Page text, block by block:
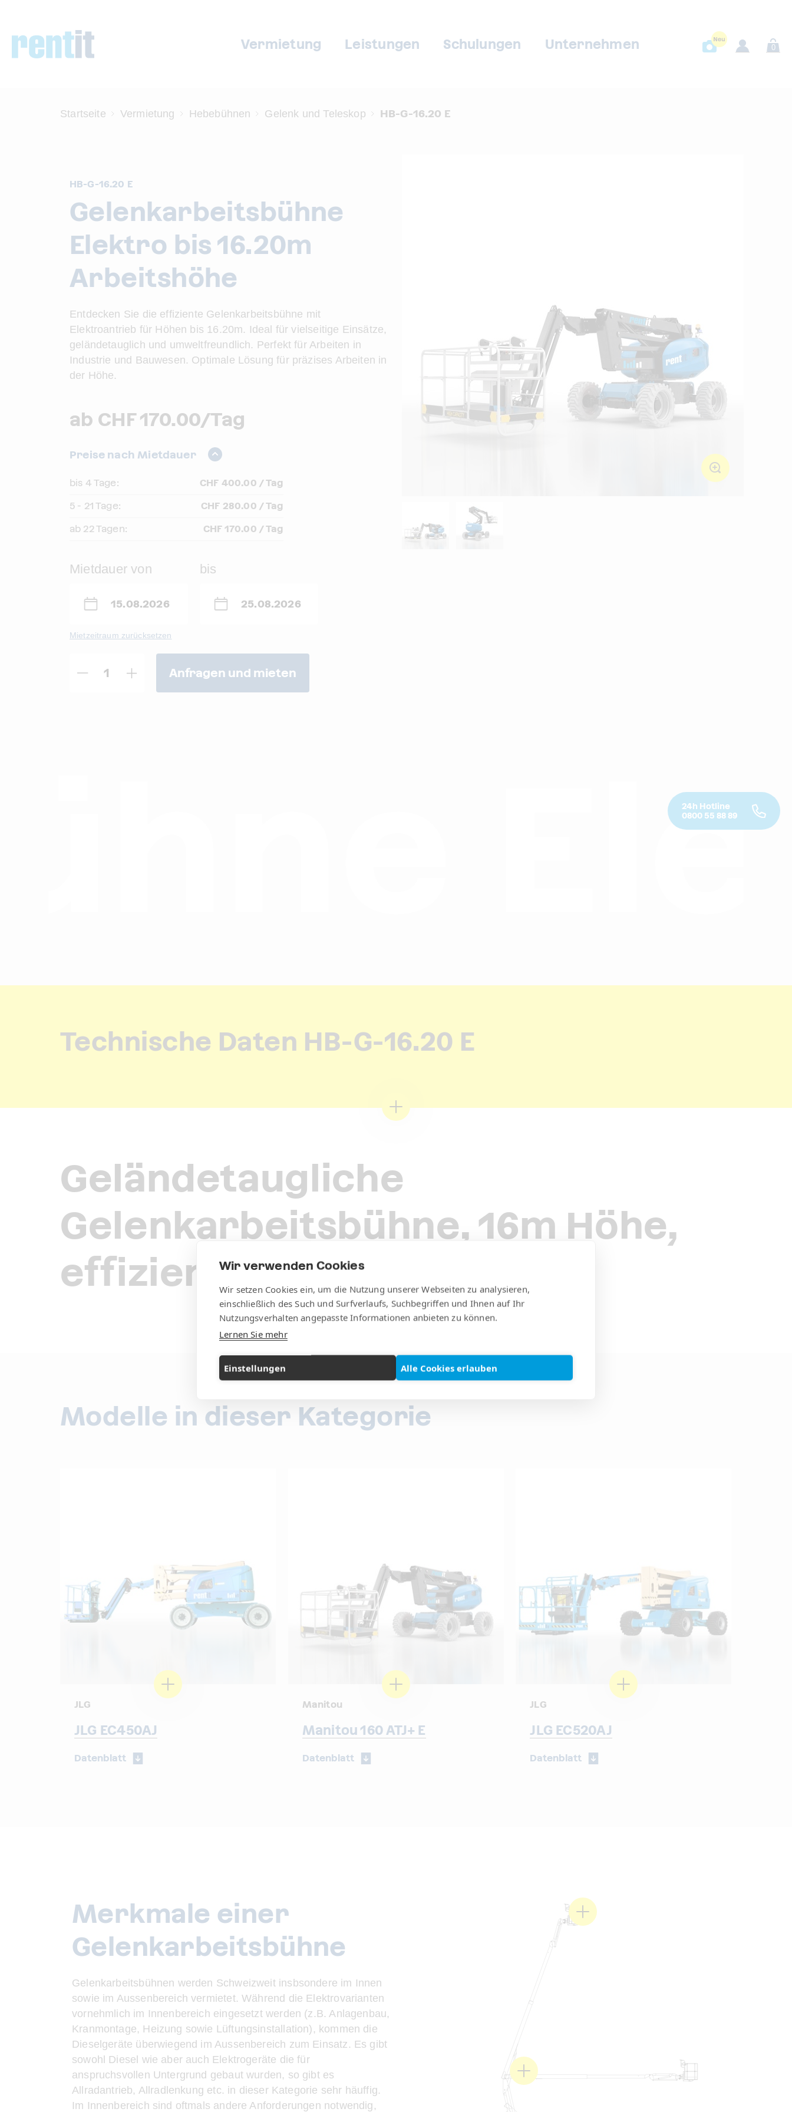
Wir verwenden Cookies
Wir setzen Cookies ein, um die Nutzung unserer Webseiten zu analysieren,
einschließlich des Such und Surfverlaufs, Suchbegriffen und Ihnen auf Ihr
Nutzungsverhalten angepasste Informationen anbieten zu können.
Lernen Sie mehr
Einstellungen Alle Cookies erlauben
Vermietung Leistungen Schulungen Unternehmen 0
Startseite Vermietung Hebebühnen Gelenk und Teleskop HB-G-16.20 E
HB-G-16.20 E
Gelenkarbeitsbühne
Elektro bis 16.20m
Arbeitshöhe
Entdecken Sie die effiziente Gelenkarbeitsbühne mit
Elektroantrieb für Höhen bis 16.20m. Ideal für vielseitige Einsätze,
geländetauglich und umweltfreundlich. Perfekt für Arbeiten in
Industrie und Bauwesen. Optimale Lösung für präzises Arbeiten in
der Höhe.
ab CHF 170.00/Tag
Preise nach Mietdauer
bis 4 Tage: CHF 400.00 / Tag
5 - 21 Tage: CHF 280.00 / Tag
ab 22 Tagen: CHF 170.00 / Tag
Mietdauer von bis
Mietzeitraum zurücksetzen
Anfragen und mieten
Technische Daten HB-G-16.20 E
Geländetaugliche
Gelenkarbeitsbühne, 16m Höhe,
effizienter Elektrobetrieb.
Modelle in dieser Kategorie
JLG
JLG EC450AJ
Datenblatt
Manitou
Manitou 160 ATJ+ E
Datenblatt
JLG
JLG EC520AJ
Datenblatt
Merkmale einer
Gelenkarbeitsbühne
Gelenkarbeitsbühnen werden Schweizweit insbsondere im Innen
sowie im Aussenbereich vermietet. Während die Elektrovarianten
vornehmlich im Innenbereich eingesetzt werden (z.B. Anlagenbau,
Kranmontage, Heizung sowie Lüftungsinstallation), kommen die
Dieselgeräte überwiegend im Aussenbereich zum Einsatz. Es gibt
sowohl Diesel wie aber auch Elektrogeräte die für
anspruchsvollen Untergrund gebaut wurden, so gibt es
Allradantrieb, Allradlenkung etc. in dieser Kategorie sehr häuffig.
Im Innenbereich sind oftmals andere Anforderungen notwendig,
24h Hotline
0800 55 88 89